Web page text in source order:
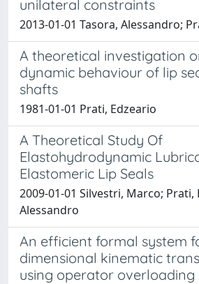
unilateral constraints
2013-01-01 Tasora, Alessandro;
A theoretical investigation
dynamic behaviour of lip
shafts
1981-01-01 Prati, Edzeario
A Theoretical Study Of
Elastohydrodynamic
Elastomeric Lip Seals
2009-01-01 Silvestri, Marco; Prati,
Alessandro
An efficient formal system
dimensional kinematic
using operator overloading